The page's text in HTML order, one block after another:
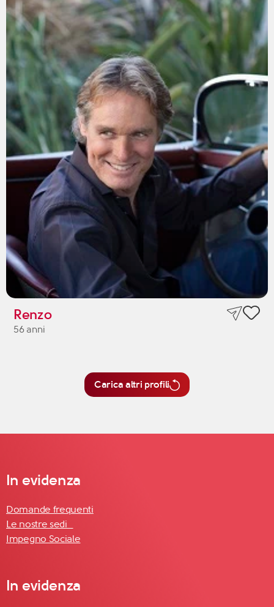
Renzo
56 anni
Carica altri profili
In evidenza
Domande frequenti
Le nostre sedi
Impegno Sociale
In evidenza